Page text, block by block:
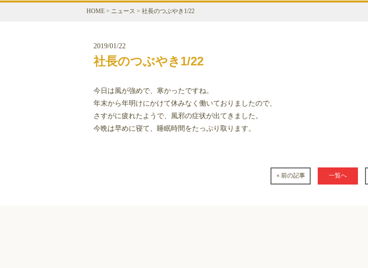
HOME > ニュース > 社長のつぶやき1/22
2019/01/22
社長のつぶやき1/22
今日は風が強めで、寒かったですね。
年末から年明けにかけて休みなく働いておりましたので、
さすがに疲れたようで、風邪の症状が出てきました。
今晩は早めに寝て、睡眠時間をたっぷり取ります。
« 前の記事 一覧へ